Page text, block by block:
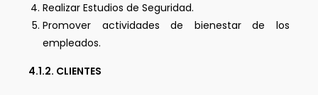
Realizar Estudios de Seguridad.
Promover actividades de bienestar de los
empleados.
4.1.2. CLIENTES